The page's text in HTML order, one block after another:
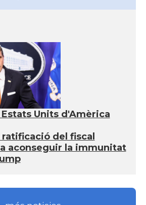
Units d'Amèrica
del fiscal
aconseguir la immunitat